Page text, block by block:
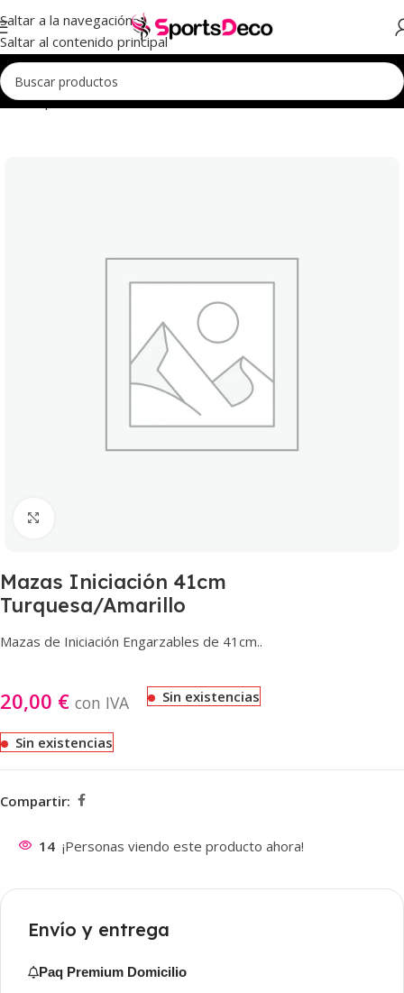
Saltar a la navegación
Saltar al contenido principal
Inicio Aparatos Mazas Mazas Iniciación Mazas Iniciación 41cm
Mazas Iniciación 41cm
Turquesa/Amarillo
Mazas de Iniciación Engarzables de 41cm..
20,00 € con IVA Sin existencias
Sin existencias
Compartir:
14 ¡Personas viendo este producto ahora!
Envío y entrega
Paq Premium Domicilio